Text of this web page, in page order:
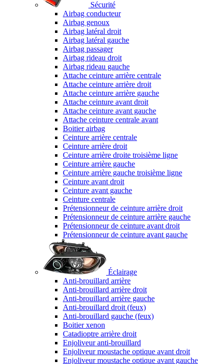
Sécurité
Airbag conducteur
Airbag genoux
Airbag latéral droit
Airbag latéral gauche
Airbag passager
Airbag rideau droit
Airbag rideau gauche
Attache ceinture arrière centrale
Attache ceinture arrière droit
Attache ceinture arrière gauche
Attache ceinture avant droit
Attache ceinture avant gauche
Attache ceinture centrale avant
Boitier airbag
Ceinture arrière centrale
Ceinture arrière droit
Ceinture arrière droite troisième ligne
Ceinture arrière gauche
Ceinture arrière gauche troisième ligne
Ceinture avant droit
Ceinture avant gauche
Ceinture centrale
Prétensionneur de ceinture arrière droit
Prétensionneur de ceinture arrière gauche
Prétensionneur de ceinture avant droit
Prétensionneur de ceinture avant gauche
Éclairage
Anti-brouillard arrière
Anti-brouillard arrière droit
Anti-brouillard arrière gauche
Anti-brouillard droit (feux)
Anti-brouillard gauche (feux)
Boitier xenon
Catadioptre arrière droit
Enjoliveur anti-brouillard
Enjoliveur moustache optique avant droit
Enjoliveur moustache optique avant gauche